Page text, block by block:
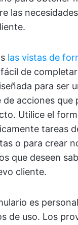
las
las vistas de
de
para ser
de acciones que
Utilice el
tareas
o para crear
que deseen
cliente.
es
de uso. Los